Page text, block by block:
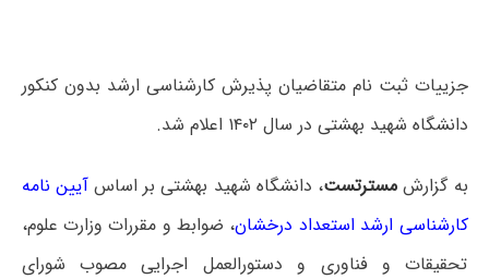
جزییات ثبت نام متقاضیان پذیرش کارشناسی ارشد بدون کنکور
دانشگاه شهید بهشتی در سال ۱۴۰۲ اعلام شد.
به گزارش مسترتست، دانشگاه شهید بهشتی بر اساسآیین نامه
کارشناسی ارشد استعداد درخشان، ضوابط و مقررات وزارت علوم،
تحقیقات و فناوری و دستورالعمل اجرایی مصوب شورای